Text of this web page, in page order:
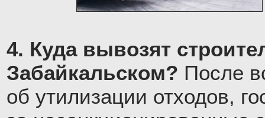
4. Куда вывозят
Забайкальском? После
об утилизации отходов,